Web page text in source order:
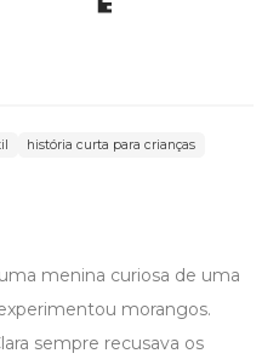
história curta para crianças
menina curiosa de uma
morangos.
sempre recusava os